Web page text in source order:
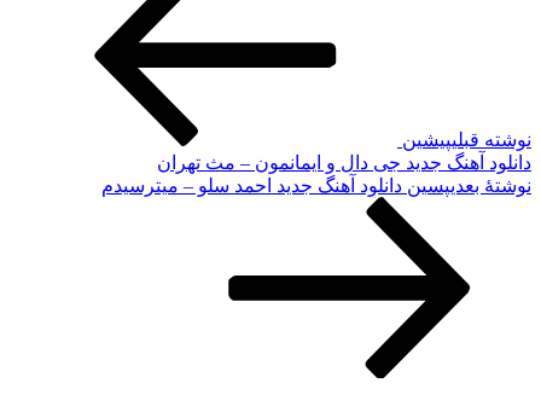
نوشته قبلیپیشین
دانلود آهنگ جدید جی دال و ایمانمون – مث تهران
نوشته‌ٔ بعدیپسین دانلود آهنگ جدید احمد سلو – میترسیدم